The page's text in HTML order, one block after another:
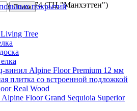
д. 174 (ТЦ "Манхэттен")
Поискпокрытий
Tree
винил Alpine Floor Premium 12 мм
плитка со встроенной подложкой
Real Wood
Floor Grand Sequioia Superior